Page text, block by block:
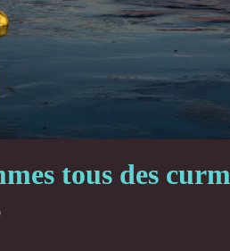
tous des